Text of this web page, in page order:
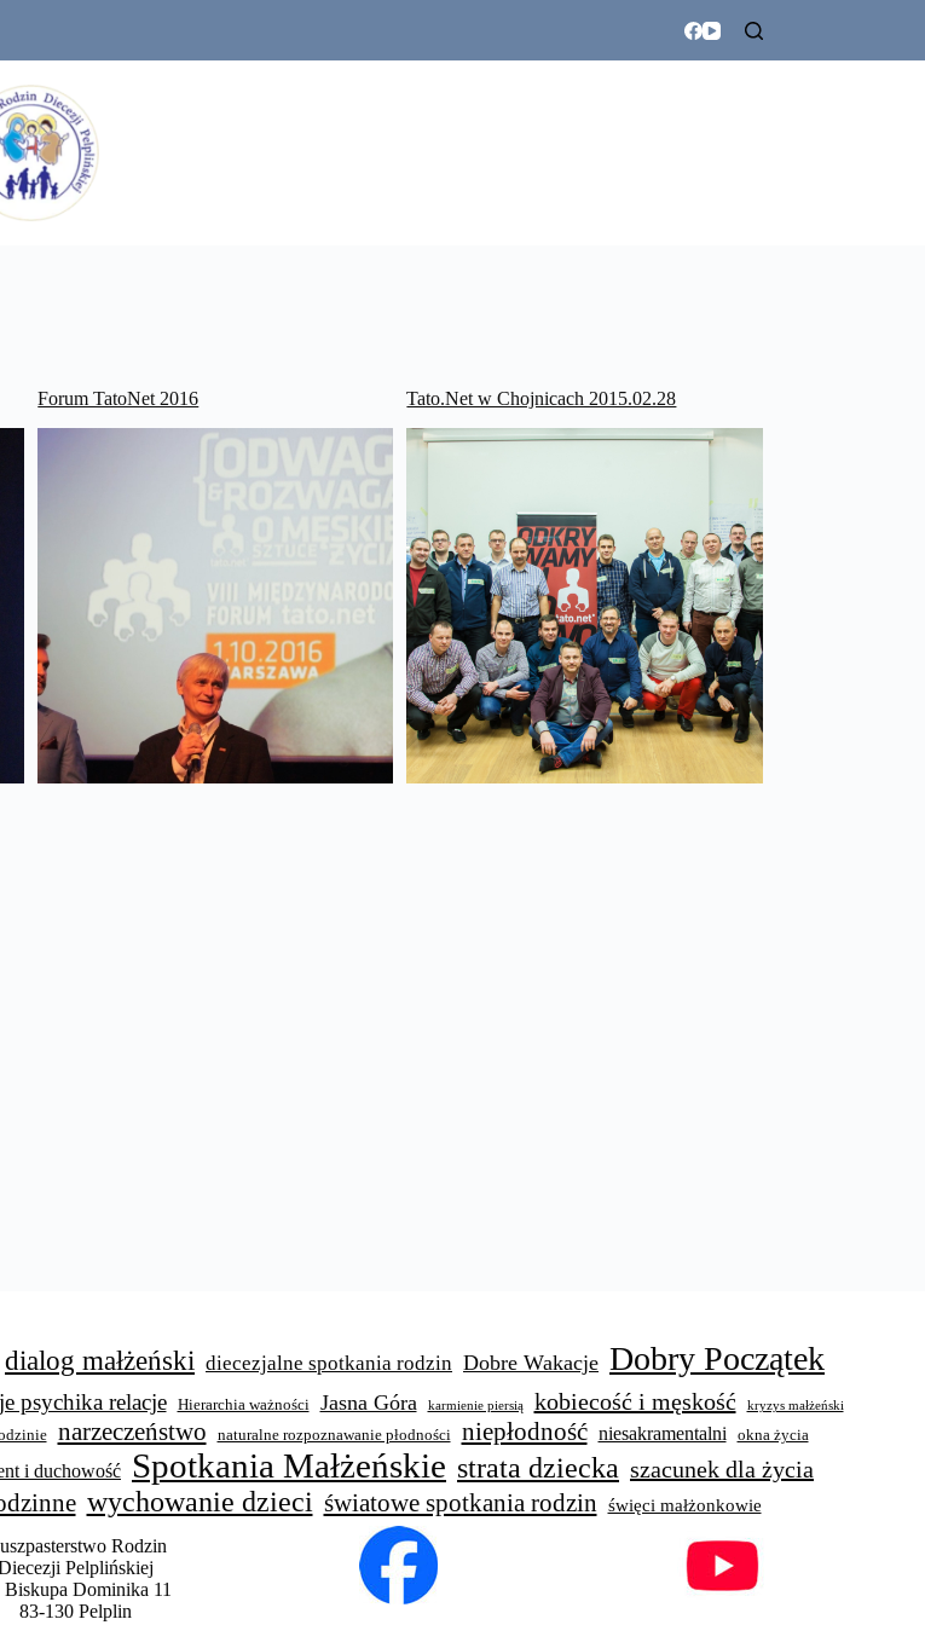
Forum TatoNet 2016 Tato.Net w Chojnicach 2015.02.28
dialog małżeński diecezjalne spotkania rodzin Dobre Wakacje Dobry Początek
psychika relacje Hierarchia ważności Jasna Góra karmienie piersią kobiecość i męskość kryzys małżeński
narzeczeństwo naturalne rozpoznawanie płodności niepłodność niesakramentalni okna życia
i duchowość Spotkania Małżeńskie strata dziecka szacunek dla życia
wychowanie dzieci światowe spotkania rodzin święci małżonkowie
Rodzin
Pelplińskiej
Biskupa Dominika 11
83-130 Pelplin